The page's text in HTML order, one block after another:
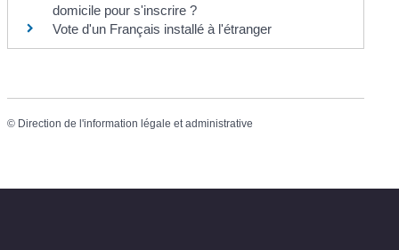
domicile pour s'inscrire ?
Vote d'un Français installé à l'étranger
© Direction de l'information légale et administrative